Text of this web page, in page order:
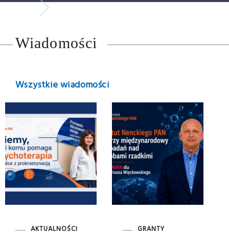
Wiadomości
Wszystkie wiadomości
AKTUALNOŚCI GRANTY